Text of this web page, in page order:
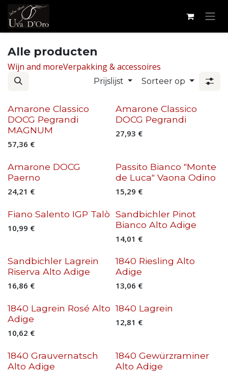
Overslaan naar inhoud
Alle producten
Wijn and moreVerpakking & accessoires
Prijslijst Sorteer op
Bio
Amarone Classico
DOCG Pegrandi
MAGNUM
57,36 €
Bio
Amarone Classico
DOCG Pegrandi
27,93 €
Bio
Amarone DOCG
Paerno
24,21 €
Bio
Passito Bianco "Monte
de Luca" Vaona Odino
15,29 €
Fiano Salento IGP Talò
10,99 €
Sandbichler Pinot
Bianco Alto Adige
14,01 €
Sandbichler Lagrein
Riserva Alto Adige
16,86 €
1840 Riesling Alto
Adige
13,06 €
1840 Lagrein Rosé Alto
Adige
10,62 €
1840 Lagrein
12,81 €
1840 Grauvernatsch
Alto Adige
1840 Gewürzraminer
Alto Adige